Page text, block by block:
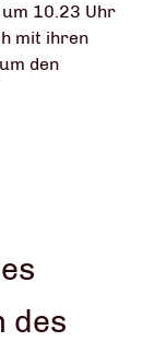
10.23 Uhr
mit ihren
den
des